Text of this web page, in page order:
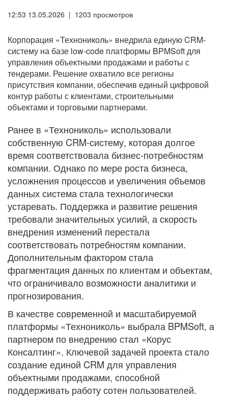
12:53 13.05.2026 | 1203 просмотров
Корпорация «Технониколь» внедрила единую CRM-
систему на базе low-code платформы BPMSoft для
управления объектными продажами и работы с
тендерами. Решение охватило все регионы
присутствия компании, обеспечив единый цифровой
контур работы с клиентами, строительными
объектами и торговыми партнерами.
Ранее в «Технониколь» использовали
собственную CRM-систему, которая долгое
время соответствовала бизнес-потребностям
компании. Однако по мере роста бизнеса,
усложнения процессов и увеличения объемов
данных система стала технологически
устаревать. Поддержка и развитие решения
требовали значительных усилий, а скорость
внедрения изменений перестала
соответствовать потребностям компании.
Дополнительным фактором стала
фрагментация данных по клиентам и объектам,
что ограничивало возможности аналитики и
прогнозирования.
В качестве современной и масштабируемой
платформы «Технониколь» выбрала BPMSoft, а
партнером по внедрению стал «Корус
Консалтинг». Ключевой задачей проекта стало
создание единой CRM для управления
объектными продажами, способной
поддерживать работу сотен пользователей.